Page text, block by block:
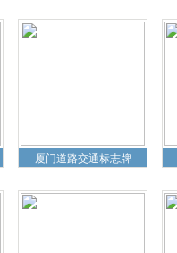
厦门道路交通标志牌